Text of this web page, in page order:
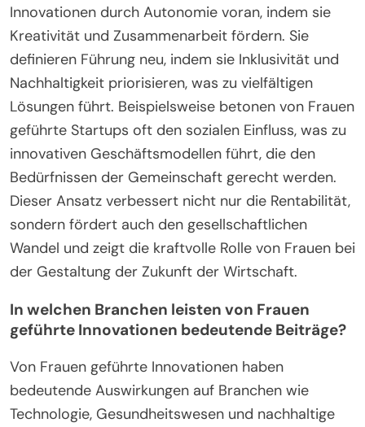
Innovationen durch Autonomie voran, indem sie
Kreativität und Zusammenarbeit fördern. Sie
definieren Führung neu, indem sie Inklusivität und
Nachhaltigkeit priorisieren, was zu vielfältigen
Lösungen führt. Beispielsweise betonen von Frauen
geführte Startups oft den sozialen Einfluss, was zu
innovativen Geschäftsmodellen führt, die den
Bedürfnissen der Gemeinschaft gerecht werden.
Dieser Ansatz verbessert nicht nur die Rentabilität,
sondern fördert auch den gesellschaftlichen
Wandel und zeigt die kraftvolle Rolle von Frauen bei
der Gestaltung der Zukunft der Wirtschaft.
In welchen Branchen leisten von Frauen
geführte Innovationen bedeutende Beiträge?
Von Frauen geführte Innovationen haben
bedeutende Auswirkungen auf Branchen wie
Technologie, Gesundheitswesen und nachhaltige